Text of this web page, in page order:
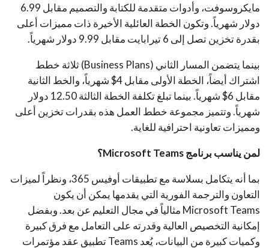
مايكروسوفت، وأدوات متقدمة للكتابة والتصميم مقابل 6.99
دولار شهرياً. وتكون الخطة العائلية الأخيرة ذات مميزات أعلى
بقدرة تخزين تصل إلى 6 تيرابايت مقابل 9.99 دولار شهرياً.
بينما يتضمن المسار الثاني (Business Plans) ثلاثة خطط
اشتراك أيضاً، الخطة الأولى مقابل 4$ شهرياً، والخط الثانية
مقابل 6$ شهرياً. بينما تبلغ تكلفة الخطة الثالثة 12.50 دولار
شهرياً. وتتميز مجموعة خطط العمل هذه بقدرات تخزين أعلى
ومميزات تعاونية احترافية للغاية.
لمن يناسب برنامج Microsoft Teams؟
بما أنه يتكامل بسلاسة مع تطبيقات أوفيس 365، ونظراً لميزات
التعاون والترجمة الفورية التي يقدمها يمكن أن يكون
Microsoft Teams مثالياً في مجال التعليم عن بعد. وبفضل
إمكانية التخصيص العالية وقدرته على التعامل مع فرق كبيرة
وكميات كبيرة من البيانات، يُعد Teams تطبيق عقد مؤتمرات